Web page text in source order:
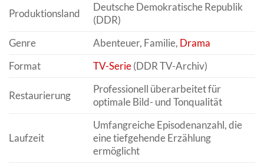
Produktionsland
Deutsche Demokratische Republik
(DDR)
Genre
Abenteuer, Familie, Drama
Format
TV-Serie(DDR TV-Archiv)
Restaurierung
Professionell überarbeitet für
optimale Bild- und Tonqualität
Laufzeit
Umfangreiche Episodenanzahl, die
eine tiefgehende Erzählung
ermöglicht